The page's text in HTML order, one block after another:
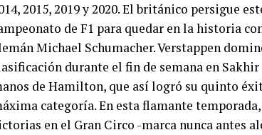
2015, 2019 y 2020. El británico persigue
de F1 para quedar en la historia
Michael Schumacher. Verstappen
durante el fin de semana en
de Hamilton, que así logró su quinto
categoría. En esta flamante
en el Gran Circo -marca nunca antes